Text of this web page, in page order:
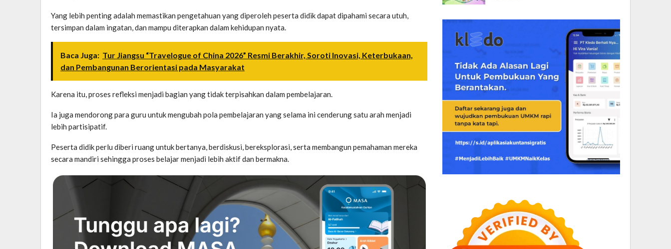
Yang lebih penting adalah memastikan pengetahuan yang diperoleh peserta didik dapat dipahami secara utuh,
tersimpan dalam ingatan, dan mampu diterapkan dalam kehidupan nyata.
Baca Juga: Tur Jiangsu “Travelogue of China 2026” Resmi Berakhir, Soroti Inovasi, Keterbukaan,
dan Pembangunan Berorientasi pada Masyarakat
Karena itu, proses refleksi menjadi bagian yang tidak terpisahkan dalam pembelajaran.
Ia juga mendorong para guru untuk mengubah pola pembelajaran yang selama ini cenderung satu arah menjadi
lebih partisipatif.
Peserta didik perlu diberi ruang untuk bertanya, berdiskusi, bereksplorasi, serta membangun pemahaman mereka
secara mandiri sehingga proses belajar menjadi lebih aktif dan bermakna.